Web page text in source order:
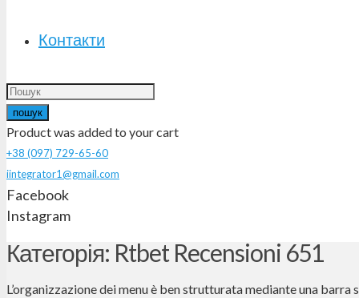
Контакти
пошук
Productwas added to your cart
+38 (097) 729-65-60
iintegrator1@gmail.com
Facebook
Instagram
Категорія: Rtbet Recensioni 651
L’organizzazione dei menu è ben strutturata mediante una barra